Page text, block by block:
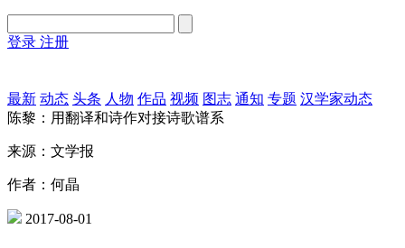
登录 注册
最新 动态 头条 人物 作品 视频 图志 通知 专题 汉学家动态
陈黎：用翻译和诗作对接诗歌谱系
来源：文学报
作者：何晶
2017-08-01